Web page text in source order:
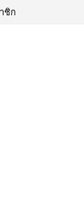
ชิก